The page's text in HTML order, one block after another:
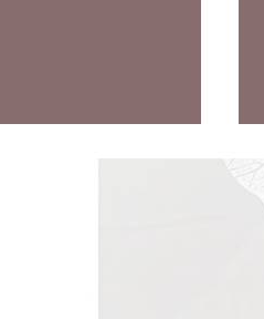
CHANGÉ J'ai
d'aller à leur
décidé de voir dans